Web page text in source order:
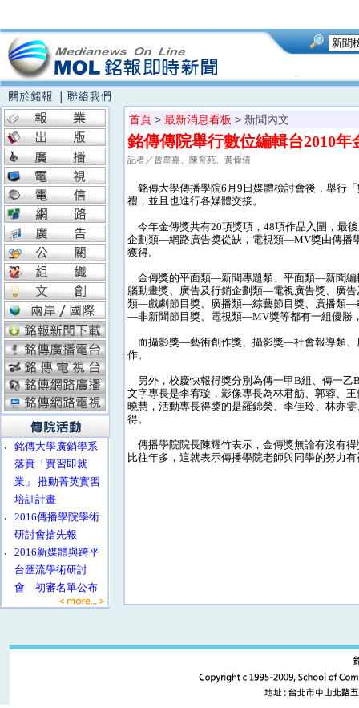
‧
銘傳大學廣銷學系
落實「實習即就
業」 推動菁英實習
培訓計畫
‧
2016傳播學院學術
研討會搶先報
‧
2016新媒體與跨平
台匯流學術研討
會 初審名單公布
首頁 > 最新消息看板 > 新聞內文
銘傳傳院舉行數位編輯台2010年
記者／曾韋嘉、陳育苑、黃偉倩
銘傳大學傳播學院6月9日媒體檢討會後，舉行
禮，並且也進行各媒體交接。
今年金傳獎共有20項獎項，48項作品入圍，最
企劃類—網路廣告獎從缺，電視類—MV獎由傳播
獲得。
金傳獎的平面類—新聞專題類、平面類—新聞
腦動畫獎、廣告及行銷企劃類—電視廣告獎、廣
類—戲劇節目獎、廣播類—綜藝節目獎、廣播類
—非新聞節目獎、電視類—MV獎等都有一組優勝
而攝影獎—藝術創作獎、攝影獎—社會報導類
作。
另外，校慶快報得獎分別為傳一甲B組、傳一乙
文字專長是李宥璇，影像專長為林君舫、郭蓉、
曉慧，活動專長得獎的是羅錦榮、李佳玲、林亦
得。
傳播學院院長陳耀竹表示，金傳獎無論有沒有
比往年多，這就表示傳播學院老師與同學的努力